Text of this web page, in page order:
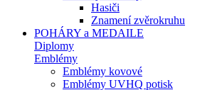
Hasiči
Znamení zvěrokruhu
POHÁRY a MEDAILE
Diplomy
Emblémy
Emblémy kovové
Emblémy UVHQ potisk